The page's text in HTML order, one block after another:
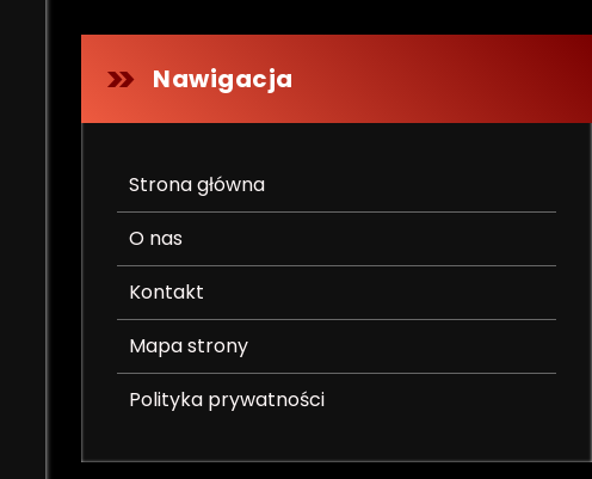
Nawigacja
Strona główna
O nas
Kontakt
Mapa strony
Polityka prywatności